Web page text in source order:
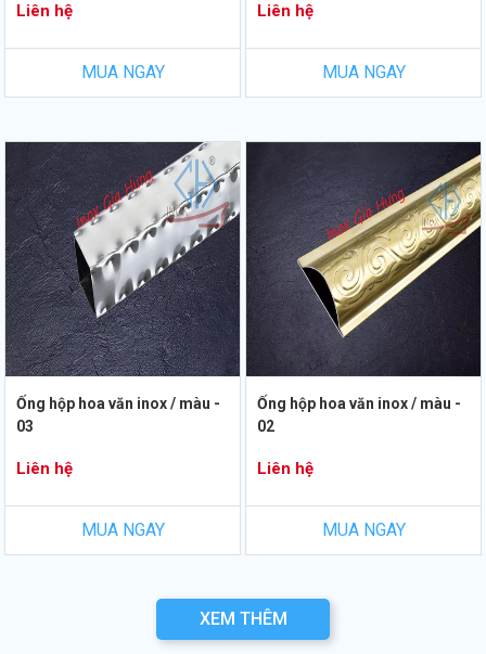
Liên hệ
MUA NGAY
Liên hệ
MUA NGAY
Ống hộp hoa văn inox / màu -
03
Liên hệ
MUA NGAY
Ống hộp hoa văn inox / màu -
02
Liên hệ
MUA NGAY
XEM THÊM